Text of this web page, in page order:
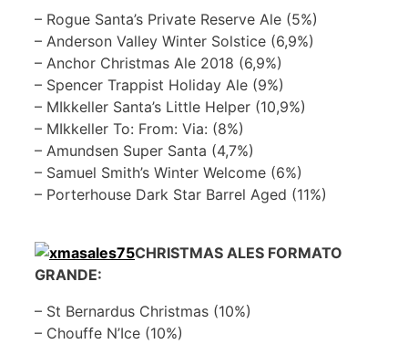
– Rogue Santa’s Private Reserve Ale (5%)
– Anderson Valley Winter Solstice (6,9%)
– Anchor Christmas Ale 2018 (6,9%)
– Spencer Trappist Holiday Ale (9%)
– MIkkeller Santa’s Little Helper (10,9%)
– MIkkeller To: From: Via: (8%)
– Amundsen Super Santa (4,7%)
– Samuel Smith’s Winter Welcome (6%)
– Porterhouse Dark Star Barrel Aged (11%)
CHRISTMAS ALES FORMATO
GRANDE:
– St Bernardus Christmas (10%)
– Chouffe N’Ice (10%)